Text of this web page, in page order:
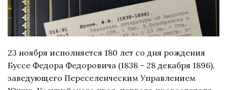
23 ноября исполняется 180 лет со дня рождения
Буссе Федора Федоровича (1838 – 28 декабря 1896),
заведующего Переселенческим Управлением